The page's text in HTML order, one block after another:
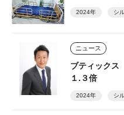
2024年 シ
ニュース
ブティック
１.３倍
2024年 シ